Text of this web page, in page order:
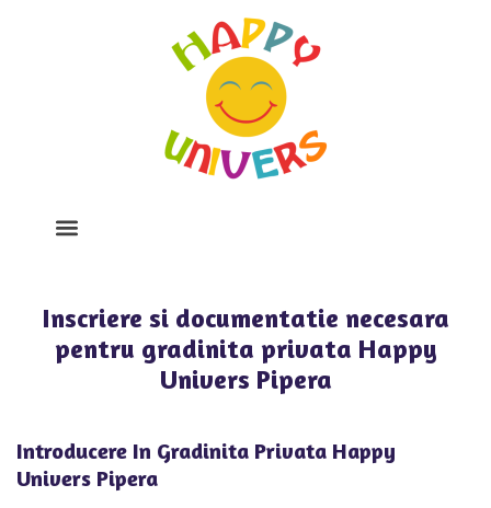
Inscriere si documentatie necesara
pentru gradinita privata Happy
Univers Pipera
Introducere In Gradinita Privata Happy
Univers Pipera